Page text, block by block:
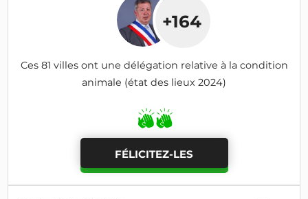
+164
Ces 81 villes ont une délégation relative à la condition
animale (état des lieux 2024)
FÉLICITEZ-LES